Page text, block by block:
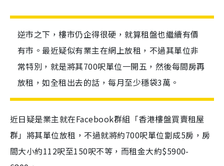
逆市之下，樓市仍企得很硬，就算租盤也繼續有價
有市。最近疑似有業主在網上放租，不過其單位非
常特別，就是將其700呎單位一開五，然後每間房再
放租，如全租出去的話，每月至少穩袋3萬。
近日疑是業主就在Facebook群組「香港樓盤買賣租屋
群」將其單位放租，不過就將約700呎單位劏成5房，房
間大小約112呎至150呎不等，而租金大約$5900-